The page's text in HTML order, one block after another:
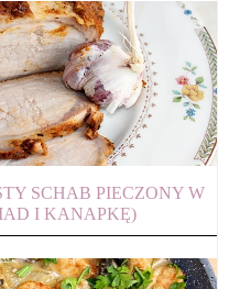
SCHAB PIECZONY W
I KANAPKĘ)